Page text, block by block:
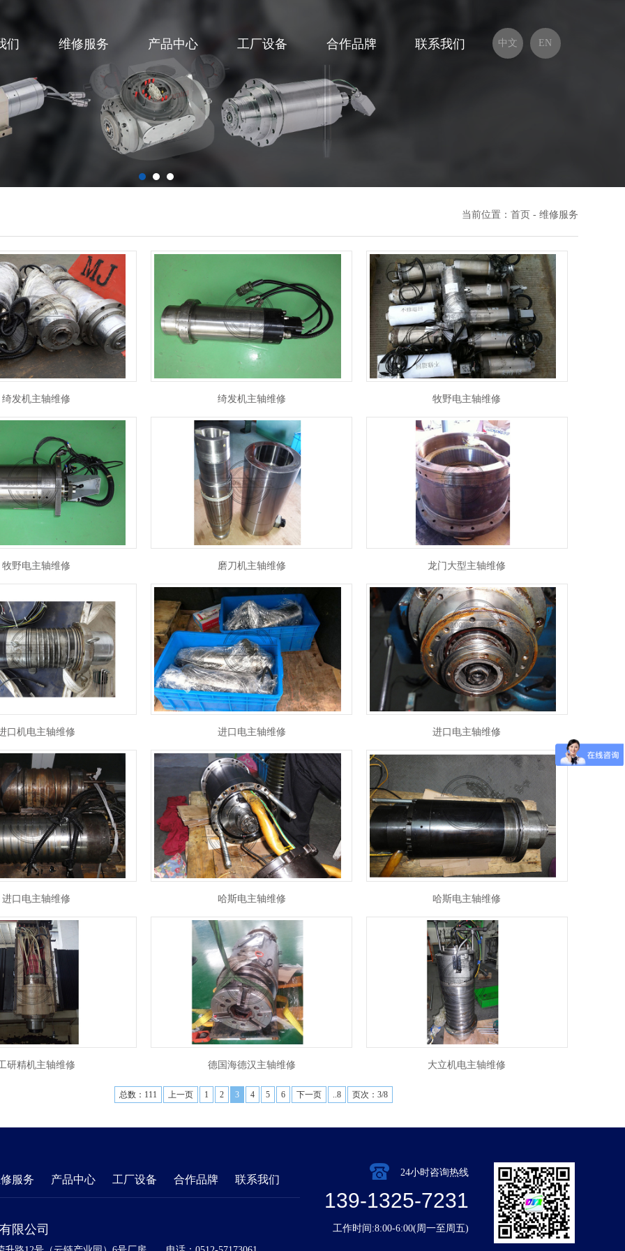
们 维修服务 产品中心 工厂设备 合作品牌 联系我们 中文 EN
当前位置： 首页 - 维修服务
绮发机主轴维修 绮发机主轴维修 牧野电主轴维修
牧野电主轴维修 磨刀机主轴维修 龙门大型主轴维修
口机电主轴维修 进口电主轴维修 进口电主轴维修
进口电主轴维修 哈斯电主轴维修 哈斯电主轴维修
研精机主轴维修 德国海德汉主轴维修 大立机电主轴维修
总数：111 上一页 1 2 3 4 5 6 下一页 ..8 页次：3/8
服务 产品中心 工厂设备 合作品牌 联系我们
限公司
24小时咨询热线
139-1325-7231
工作时间:8:00-6:00(周一至周五)